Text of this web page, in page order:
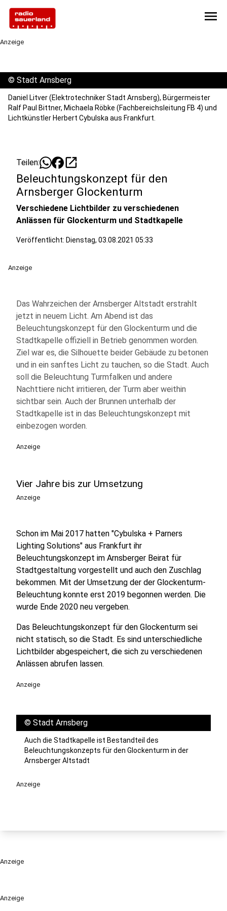
menu
Anzeige
Anzeige
© Stadt Arnsberg
Daniel Litver (Elektrotechniker Stadt Arnsberg), Bürgermeister
Ralf Paul Bittner, Michaela Röbke (Fachbereichsleitung FB 4) und
Lichtkünstler Herbert Cybulska aus Frankfurt.
Teilen: open_in_new
Beleuchtungskonzept für den
Arnsberger Glockenturm
Verschiedene Lichtbilder zu verschiedenen
Anlässen für Glockenturm und Stadtkapelle
Veröffentlicht: Dienstag, 03.08.2021 05:33
Anzeige
Das Wahrzeichen der Arnsberger Altstadt erstrahlt
jetzt in neuem Licht. Am Abend ist das
Beleuchtungskonzept für den Glockenturm und die
Stadtkapelle offiziell in Betrieb genommen worden.
Ziel war es, die Silhouette beider Gebäude zu betonen
und in ein sanftes Licht zu tauchen, so die Stadt. Auch
soll die Beleuchtung Turmfalken und andere
Nachttiere nicht irritieren, der Turm aber weithin
sichtbar sein. Auch der Brunnen unterhalb der
Stadtkapelle ist in das Beleuchtungskonzept mit
einbezogen worden.
Anzeige
Vier Jahre bis zur Umsetzung
Anzeige
Schon im Mai 2017 hatten "Cybulska + Parners
Lighting Solutions" aus Frankfurt ihr
Beleuchtungskonzept im Arnsberger Beirat für
Stadtgestaltung vorgestellt und auch den Zuschlag
bekommen. Mit der Umsetzung der der Glockenturm-
Beleuchtung konnte erst 2019 begonnen werden. Die
wurde Ende 2020 neu vergeben.
Das Beleuchtungskonzept für den Glockenturm sei
nicht statisch, so die Stadt. Es sind unterschiedliche
Lichtbilder abgespeichert, die sich zu verschiedenen
Anlässen abrufen lassen.
Anzeige
© Stadt Arnsberg
Auch die Stadtkapelle ist Bestandteil des
Beleuchtungskonzepts für den Glockenturm in der
Arnsberger Altstadt
Anzeige
Anzeige